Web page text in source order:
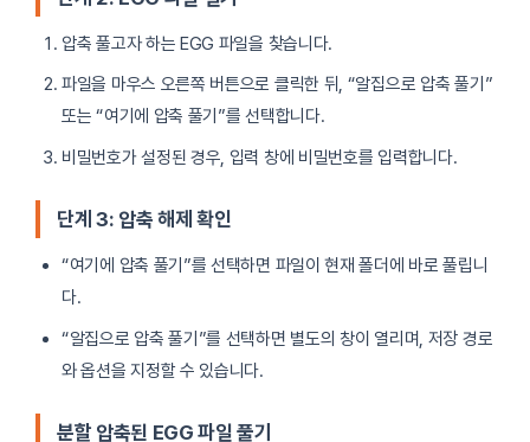
압축 풀고자 하는 EGG 파일을 찾습니다.
파일을 마우스 오른쪽 버튼으로 클릭한 뒤, “알집으로 압축 풀기”
또는 “여기에 압축 풀기”를 선택합니다.
비밀번호가 설정된 경우, 입력 창에 비밀번호를 입력합니다.
단계 3: 압축 해제 확인
“여기에 압축 풀기”를 선택하면 파일이 현재 폴더에 바로 풀립니
다.
“알집으로 압축 풀기”를 선택하면 별도의 창이 열리며, 저장 경로
와 옵션을 지정할 수 있습니다.
분할 압축된 EGG 파일 풀기